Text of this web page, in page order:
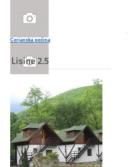
Cerjanska pećina
Banja Junaković
Banje u Srbiji - Sijarinska Banja
Lisine 2.5